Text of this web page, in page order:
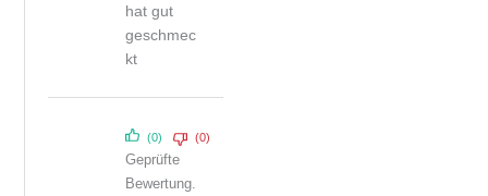
5von 5
hat gut
geschmec
kt
(0) (0)
Geprüfte
Bewertung.